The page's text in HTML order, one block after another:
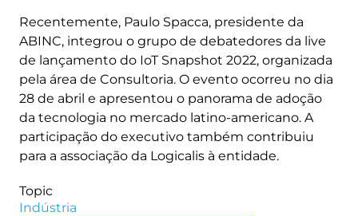
Recentemente, Paulo Spacca, presidente da
ABINC, integrou o grupo de debatedores da live
de lançamento do IoT Snapshot 2022, organizada
pela área de Consultoria. O evento ocorreu no dia
28 de abril e apresentou o panorama de adoção
da tecnologia no mercado latino-americano. A
participação do executivo também contribuiu
para a associação da Logicalis à entidade.
Topic
Indústria